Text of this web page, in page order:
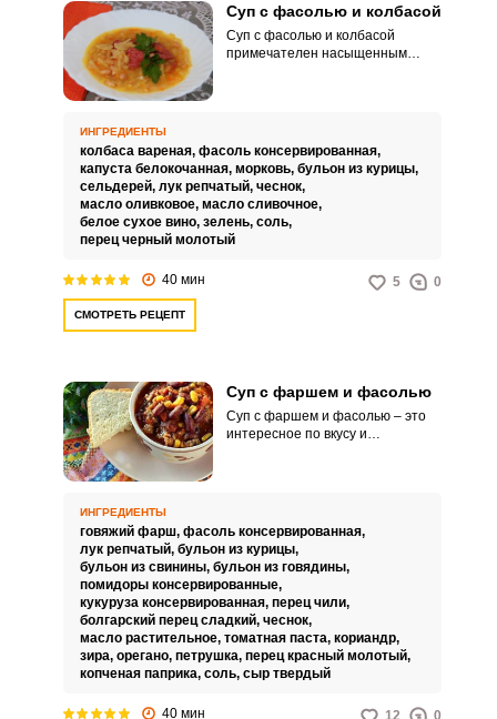
часов и затем отварите до
готовности.В качестве томатной
заправки могут послужить
маринованные помидоры без
горошины чёрного перца,
несколько лавровых листьев,
стручок перца чили, корень и
зелень петрушки.
Суп с фасолью и колбасой
Суп с фасолью и колбасой
примечателен насыщенным
ИНГРЕДИЕНТЫ
колбаса вареная, фасоль консервированная,
капуста белокочанная, морковь, бульон из курицы,
сельдерей, лук репчатый, чеснок,
масло оливковое, масло сливочное,
белое сухое вино, зелень, соль,
перец черный молотый
40 мин 5 0
СМОТРЕТЬ РЕЦЕПТ
Суп с фаршем и фасолью
Суп с фаршем и фасолью – это
интересное по вкусу и
ИНГРЕДИЕНТЫ
говяжий фарш, фасоль консервированная,
лук репчатый, бульон из курицы,
бульон из свинины, бульон из говядины,
помидоры консервированные,
кукуруза консервированная, перец чили,
болгарский перец сладкий, чеснок,
масло растительное, томатная паста, кориандр,
зира, орегано, петрушка, перец красный молотый,
копченая паприка, соль, сыр твердый
40 мин 12 0
ВХОД НА САЙТ
Войдите
с помощью социальных сетей:
или